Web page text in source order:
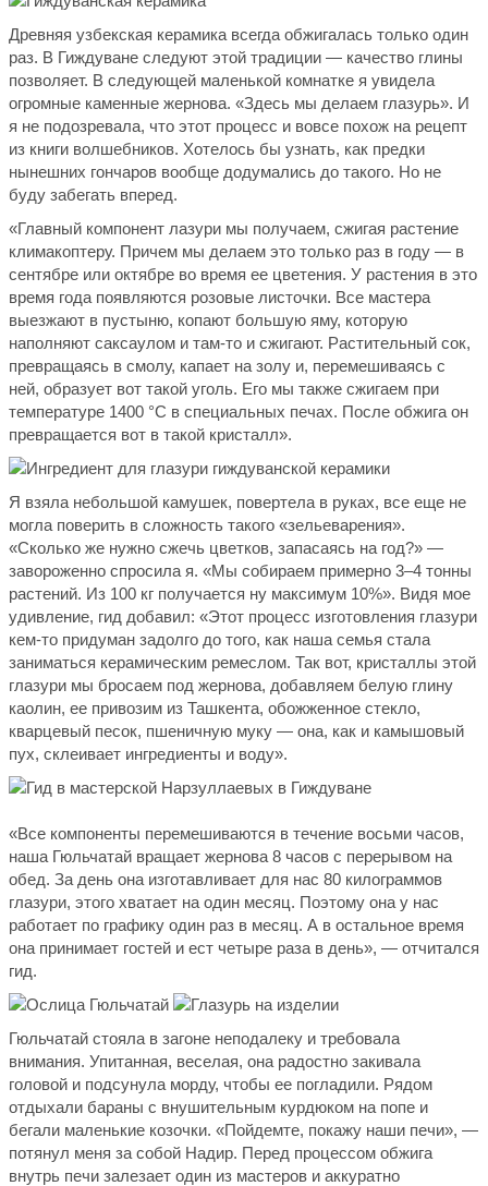
Древняя узбекская керамика всегда обжигалась только один
раз. В Гиждуване следуют этой традиции — качество глины
позволяет. В следующей маленькой комнатке я увидела
огромные каменные жернова. «Здесь мы делаем глазурь». И
я не подозревала, что этот процесс и вовсе похож на рецепт
из книги волшебников. Хотелось бы узнать, как предки
нынешних гончаров вообще додумались до такого. Но не
буду забегать вперед.
«Главный компонент лазури мы получаем, сжигая растение
климакоптеру. Причем мы делаем это только раз в году — в
сентябре или октябре во время ее цветения. У растения в это
время года появляются розовые листочки. Все мастера
выезжают в пустыню, копают большую яму, которую
наполняют саксаулом и там-то и сжигают. Растительный сок,
превращаясь в смолу, капает на золу и, перемешиваясь с
ней, образует вот такой уголь. Его мы также сжигаем при
температуре 1400 °С в специальных печах. После обжига он
превращается вот в такой кристалл».
Я взяла небольшой камушек, повертела в руках, все еще не
могла поверить в сложность такого «зельеварения».
«Сколько же нужно сжечь цветков, запасаясь на год?» —
завороженно спросила я. «Мы собираем примерно 3–4 тонны
растений. Из 100 кг получается ну максимум 10%». Видя мое
удивление, гид добавил: «Этот процесс изготовления глазури
кем-то придуман задолго до того, как наша семья стала
заниматься керамическим ремеслом. Так вот, кристаллы этой
глазури мы бросаем под жернова, добавляем белую глину
каолин, ее привозим из Ташкента, обожженное стекло,
кварцевый песок, пшеничную муку — она, как и камышовый
пух, склеивает ингредиенты и воду».
«Все компоненты перемешиваются в течение восьми часов,
наша Гюльчатай вращает жернова 8 часов с перерывом на
обед. За день она изготавливает для нас 80 килограммов
глазури, этого хватает на один месяц. Поэтому она у нас
работает по графику один раз в месяц. А в остальное время
она принимает гостей и ест четыре раза в день», — отчитался
гид.
Гюльчатай стояла в загоне неподалеку и требовала
внимания. Упитанная, веселая, она радостно закивала
головой и подсунула морду, чтобы ее погладили. Рядом
отдыхали бараны с внушительным курдюком на попе и
бегали маленькие козочки. «Пойдемте, покажу наши печи», —
потянул меня за собой Надир. Перед процессом обжига
внутрь печи залезает один из мастеров и аккуратно